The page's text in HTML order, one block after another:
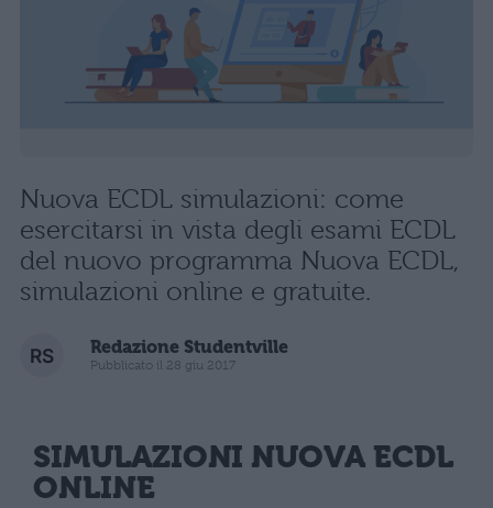
Nuova ECDL simulazioni: come
esercitarsi in vista degli esami ECDL
del nuovo programma Nuova ECDL,
simulazioni online e gratuite.
Redazione Studentville
Pubblicato il 28 giu 2017
SIMULAZIONI NUOVA ECDL
ONLINE